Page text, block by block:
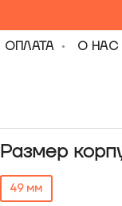
ОПЛАТА О НАС
Размер
49 мм